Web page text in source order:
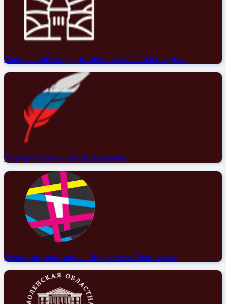
Смоленский государственный музей-заповедник
Портал Российское образование
Культурно-выставочный центр им. Тенишевых